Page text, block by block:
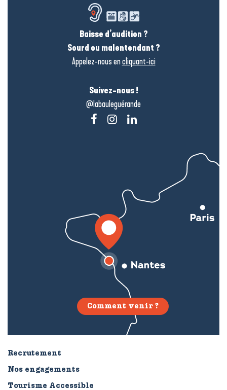
Baisse d’audition ?
Sourd ou malentendant ?
Appelez-nous encliquant-ici
Suivez-nous !
@labauleguérande
Comment venir ?
Recrutement
Nos engagements
Tourisme Accessible